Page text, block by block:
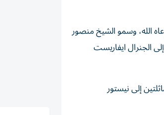
الله، وسمو الشيخ منصور
الجنرال ايفاريست
إلى نيستور